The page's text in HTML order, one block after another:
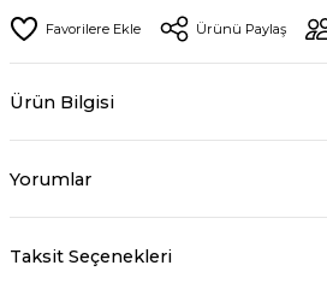
Ürünü Paylaş
Ürün Bilgisi
Yorumlar
Taksit Seçenekleri